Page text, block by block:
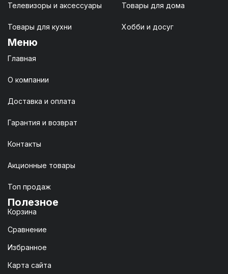
Телевизоры и аксессуары Товары для дома
Товары для кухни Хобби и досуг
Меню
Главная
О компании
Доставка и оплата
Гарантия и возврат
Контакты
Акционные товары
Топ продаж
Полезное
Корзина
Сравнение
Избранное
Карта сайта